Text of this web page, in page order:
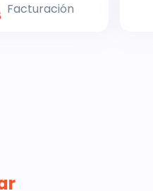
Facturación